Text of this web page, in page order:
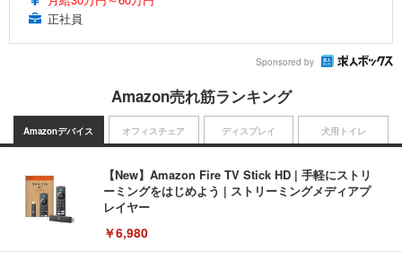
正社員
Sponsored by
Amazon売れ筋ランキング
Amazonデバイス
【New】Amazon Fire TV Stick HD | 手軽にストリ
ーミングをはじめよう | ストリーミングメディアプ
レイヤー
￥6,980
オフィスチェア ディスプレイ 犬用トイレ